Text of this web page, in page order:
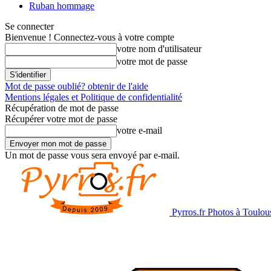
Ruban hommage
Se connecter
Bienvenue ! Connectez-vous à votre compte
votre nom d'utilisateur
votre mot de passe
Mot de passe oublié? obtenir de l'aide
Mentions légales et Politique de confidentialité
Récupération de mot de passe
Récupérer votre mot de passe
votre e-mail
Un mot de passe vous sera envoyé par e-mail.
Pyrros.fr Photos à